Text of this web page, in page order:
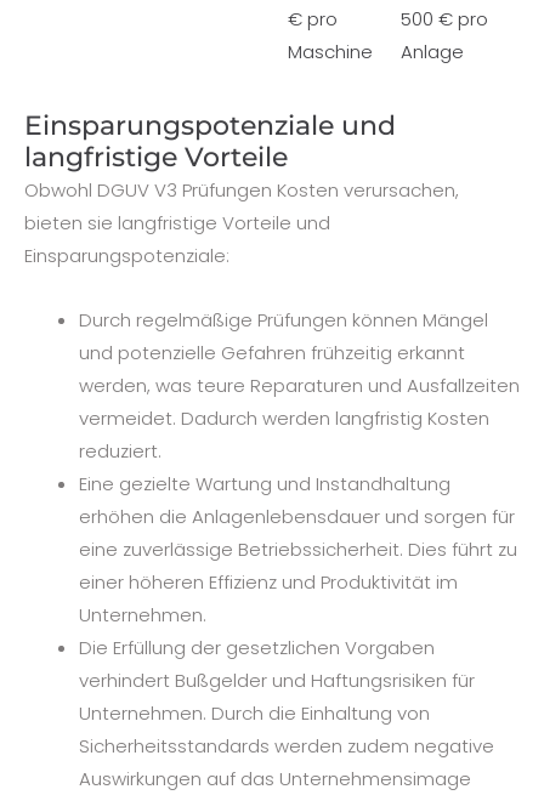
€ pro
Maschine
500 € pro
Anlage
Einsparungspotenziale und
langfristige Vorteile
Obwohl DGUV V3 Prüfungen Kosten verursachen,
bieten sie langfristige Vorteile und
Einsparungspotenziale:
Durch regelmäßige Prüfungen können Mängel
und potenzielle Gefahren frühzeitig erkannt
werden, was teure Reparaturen und Ausfallzeiten
vermeidet. Dadurch werden langfristig Kosten
reduziert.
Eine gezielte Wartung und Instandhaltung
erhöhen die Anlagenlebensdauer und sorgen für
eine zuverlässige Betriebssicherheit. Dies führt zu
einer höheren Effizienz und Produktivität im
Unternehmen.
Die Erfüllung der gesetzlichen Vorgaben
verhindert Bußgelder und Haftungsrisiken für
Unternehmen. Durch die Einhaltung von
Sicherheitsstandards werden zudem negative
Auswirkungen auf das Unternehmensimage